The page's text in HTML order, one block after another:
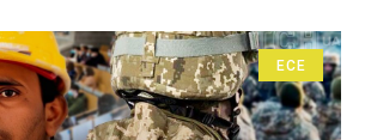
ЕСЕ